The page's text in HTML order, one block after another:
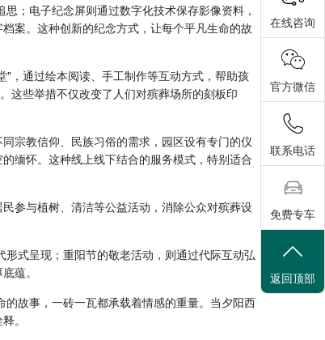
；电子纪念屏则通过数字化技术保存影像资料，
案。这种创新的纪念方式，让每个平凡生命的故
，通过绘本阅读、手工制作等互动方式，帮助孩
这些举措不仅改变了人们对殡葬场所的刻板印
宗教信仰、民族习俗的需求，园区设有专门的仪
缅怀。这种线上线下结合的服务模式，特别适合
参与植树、清洁等公益活动，消除公众对殡葬设
式呈现；重阳节的敬老活动，则通过代际互动弘
蕴。
故事，一砖一瓦都承载着情感的重量。当夕阳西
。
在线咨询
官方微信
联系电话
免费专车
返回顶部